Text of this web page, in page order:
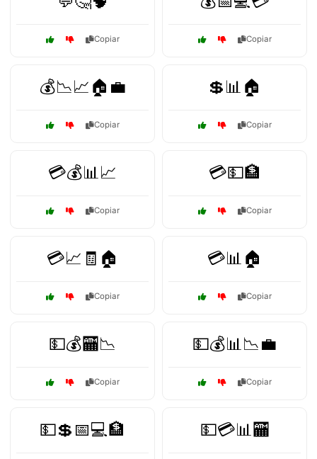
Copiar Copiar
💰📉📈🏠💼
Copiar
💲📊🏠
Copiar
💳💰📊📈
Copiar
💳💵🏦
Copiar
💳📈🧾🏠
Copiar
💳📊🏠
Copiar
💵💰🏧📉
Copiar
💵💰📊📉💼
Copiar
💵💲📅💻🏦 💵💳📊🏧